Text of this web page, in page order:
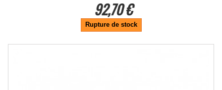
92,70 €
Rupture de stock